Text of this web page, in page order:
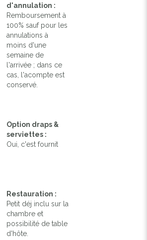
d'annulation :
Remboursement à
100% sauf pour les
annulations à
moins d'une
semaine de
l'arrivée ; dans ce
cas, l'acompte est
conservé.
Option draps &
serviettes :
Oui, c'est fournit
Restauration :
Petit déj inclu sur la
chambre et
possibilité de table
d'hôte.